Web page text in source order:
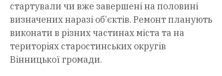
стартували чи вже завершені на половині
визначених наразі об’єктів. Ремонт планують
виконати в різних частинах міста та на
територіях старостинських округів
Вінницької громади.